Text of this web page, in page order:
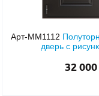
Арт-ММ1112
дверь с
32 000